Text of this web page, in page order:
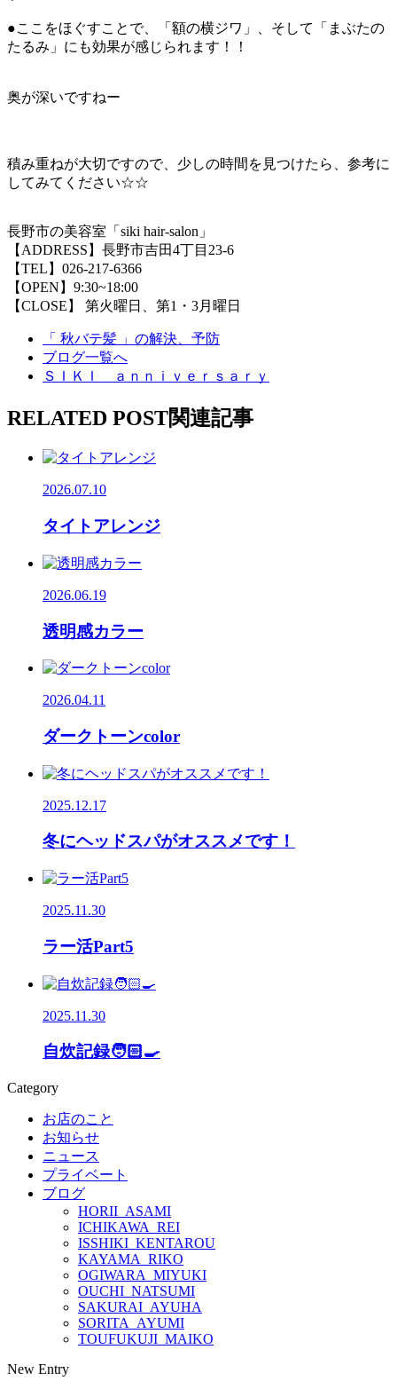
●ここをほぐすことで、「額の横ジワ」、そして「まぶたの
たるみ」にも効果が感じられます！！
奥が深いですねー
積み重ねが大切ですので、少しの時間を見つけたら、参考に
してみてください☆☆
長野市の美容室「siki hair-salon」
【ADDRESS】長野市吉田4丁目23-6
【TEL】026-217-6366
【OPEN】9:30~18:00
【CLOSE】 第火曜日、第1・3月曜日
「 秋バテ髪 」の解決、予防
ブログ一覧へ
ＳＩＫＩ ａｎｎｉｖｅｒｓａｒｙ
RELATED POST関連記事
2026.07.10
タイトアレンジ
2026.06.19
透明感カラー
2026.04.11
ダークトーンcolor
2025.12.17
冬にヘッドスパがオススメです！
2025.11.30
ラー活Part5
2025.11.30
自炊記録🧑🏻‍🍳
Category
お店のこと
お知らせ
ニュース
プライベート
ブログ
HORII_ASAMI
ICHIKAWA_REI
ISSHIKI_KENTAROU
KAYAMA_RIKO
OGIWARA_MIYUKI
OUCHI_NATSUMI
SAKURAI_AYUHA
SORITA_AYUMI
TOUFUKUJI_MAIKO
New Entry